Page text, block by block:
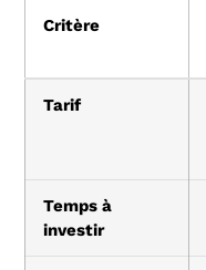
Critère
Tarif
Temps à
investir